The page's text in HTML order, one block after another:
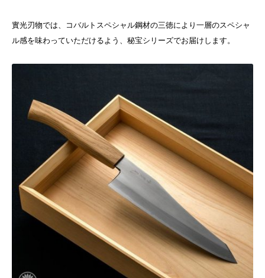
實光刃物では、コバルトスペシャル鋼材の三徳により一層のスペシャ
ル感を味わっていただけるよう、秘宝シリーズでお届けします。